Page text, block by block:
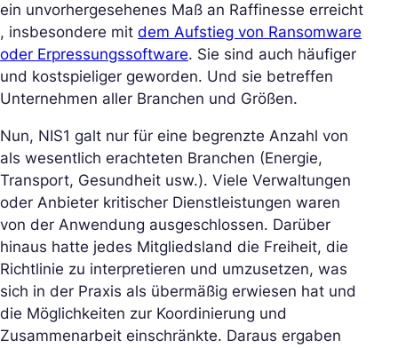
ein unvorhergesehenes Maß an Raffinesse erreicht
, insbesondere mit dem Aufstieg von Ransomware
oder Erpressungssoftware. Sie sind auch häufiger
und kostspieliger geworden. Und sie betreffen
Unternehmen aller Branchen und Größen.
Nun, NIS1 galt nur für eine begrenzte Anzahl von
als wesentlich erachteten Branchen (Energie,
Transport, Gesundheit usw.). Viele Verwaltungen
oder Anbieter kritischer Dienstleistungen waren
von der Anwendung ausgeschlossen. Darüber
hinaus hatte jedes Mitgliedsland die Freiheit, die
Richtlinie zu interpretieren und umzusetzen, was
sich in der Praxis als übermäßig erwiesen hat und
die Möglichkeiten zur Koordinierung und
Zusammenarbeit einschränkte. Daraus ergaben